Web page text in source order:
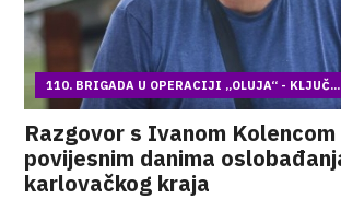
110. BRIGADA U OPERACIJI „OLUJA“ - KLJUČ...
Razgovor s Ivanom Kolencom
povijesnim danima
karlovačkog kraja